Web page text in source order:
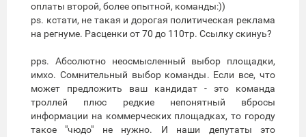
оплаты второй, более опытной, команды:))
ps. кстати, не такая и дорогая политическая реклама
на регнуме. Расценки от 70 до 110тр. Ссылку скинуь?
pps. Абсолютно неосмысленный выбор площадки,
имхо. Сомнительный выбор команды. Если все, что
может предложить ваш кандидат - это команда
троллей плюс редкие непонятный вбросы
информации на коммерческих площадках, то городу
такое "чюдо" не нужно. И наши депутаты это